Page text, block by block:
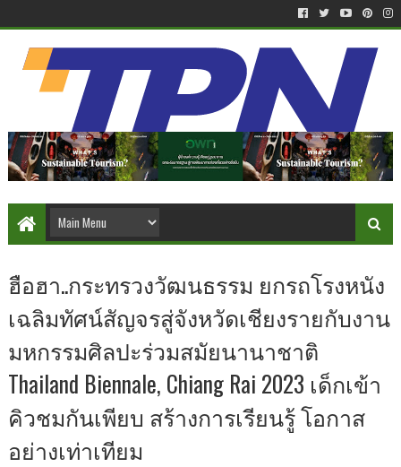
ฮือฮา..กระทรวงวัฒนธรรม ยกรถโรงหนัง
เฉลิมทัศน์สัญจรสู่จังหวัดเชียงรายกับงาน
มหกรรมศิลปะร่วมสมัยนานาชาติ
Thailand Biennale, Chiang Rai 2023 เด็กเข้า
คิวชมกันเพียบ สร้างการเรียนรู้ โอกาส
อย่างเท่าเทียม